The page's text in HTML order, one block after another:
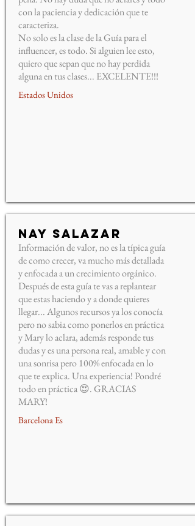
con la paciencia y dedicación que te
caracteriza.
No solo es la clase de la Guía para el
influencer, es todo. Si alguien lee esto,
quiero que sepan que no hay perdida
alguna en tus clases... EXCELENTE!!!
Estados Unidos
Nay Salazar
Información de valor, no es la típica guía
de como crecer, va mucho más detallada
y enfocada a un crecimiento orgánico.
Después de esta guía te vas a replantear
que estas haciendo y a donde quieres
llegar... Algunos recursos ya los conocía
pero no sabia como ponerlos en práctica
y Mary lo aclara, además responde tus
dudas y es una persona real, amable y con
una sonrisa pero 100% enfocada en lo
que te explica. Una experiencia! Pondré
todo en práctica 😍. GRACIAS
MARY!
Barcelona Es